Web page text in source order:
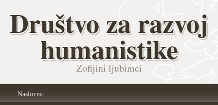
Društvo za razvoj
humanistike
Zofijini ljubimci
Naslovna